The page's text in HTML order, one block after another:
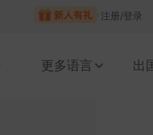
注册/登录
更多语言 出